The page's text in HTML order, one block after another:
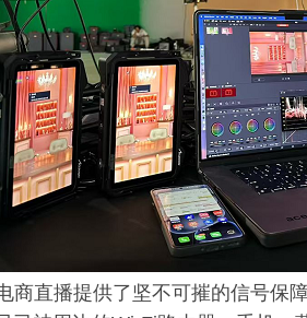
商直播提供了坚不可摧的信号保